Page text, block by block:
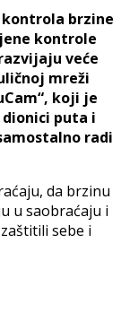
brzine
kontrole
veće
mreži
koji je
puta i
radi
da brzinu
u saobraćaju i
sebe i